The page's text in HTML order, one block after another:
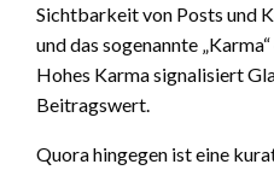
Sichtbarkeit von Posts und
und das sogenannte
Hohes Karma signalisiert
Beitragswert.
Quora hingegen ist eine